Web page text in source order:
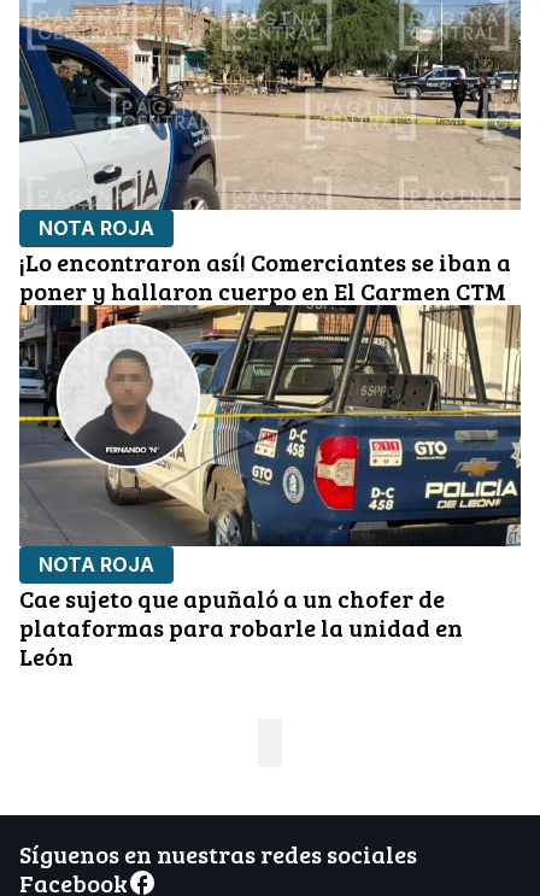
NOTA ROJA
¡Lo encontraron así! Comerciantes se iban a
poner y hallaron cuerpo en El Carmen CTM
NOTA ROJA
Cae sujeto que apuñaló a un chofer de
plataformas para robarle la unidad en
León
Síguenos en nuestras redes sociales
Facebook